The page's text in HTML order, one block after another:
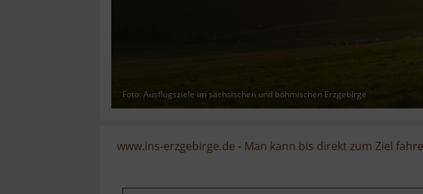
Foto: Ausflugsziele im sächsischen und böhmischen Erzgebirge
www.ins-erzgebirge.de - Man kann bis direkt zum Ziel